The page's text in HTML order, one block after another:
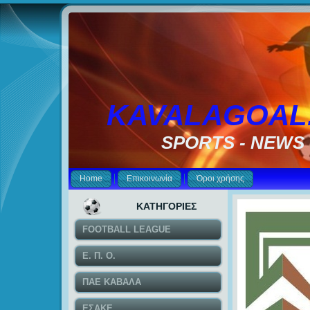
SPORTS - NEWS
Home Επικοινωνία Όροι χρήσης
ΚΑΤΗΓΟΡΙΕΣ
FOOTBALL LEAGUE
Ε. Π. Ο.
ΠΑΕ ΚΑΒΑΛΑ